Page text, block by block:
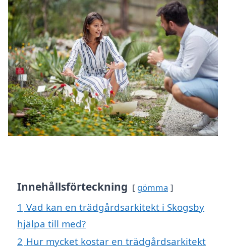
Innehållsförteckning gömma
1 Vad kan en trädgårdsarkitekt i Skogsby
hjälpa till med?
2 Hur mycket kostar en trädgårdsarkitekt